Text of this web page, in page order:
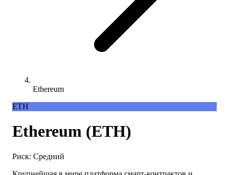
Ethereum
ETH
Ethereum (ETH)
Риск: Средний